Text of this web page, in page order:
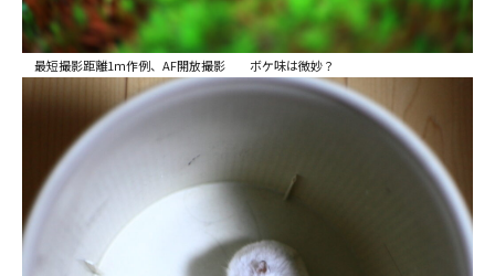
最短撮影距離1ｍ作例、AF開放撮影 ボケ味は微妙？